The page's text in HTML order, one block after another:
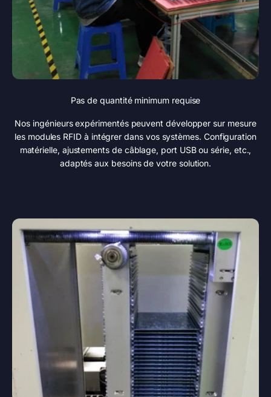
Pas de quantité minimum requise
Nos ingénieurs expérimentés peuvent développer sur mesure
les modules RFID à intégrer dans vos systèmes. Configuration
matérielle, ajustements de câblage, port USB ou série, etc.,
adaptés aux besoins de votre solution.